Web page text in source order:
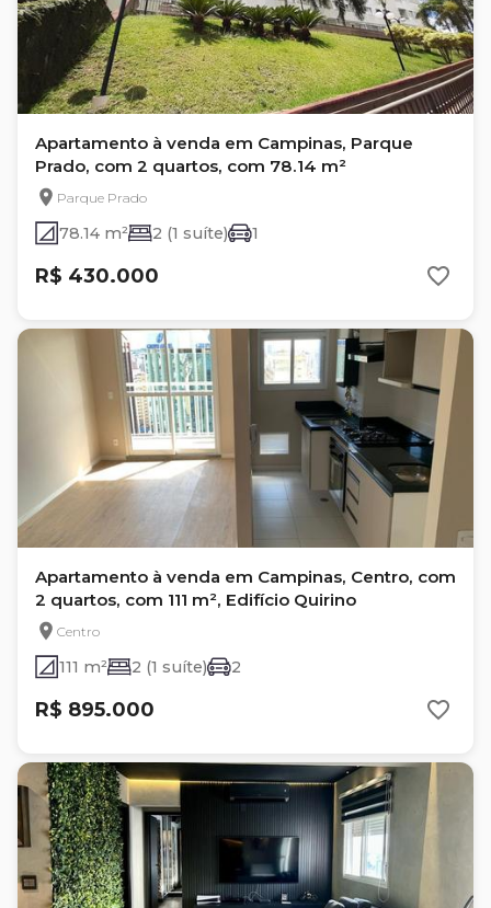
Apartamento à venda em Campinas, Parque
Prado, com 2 quartos, com 78.14 m²
Parque Prado
78.14 m² 2 (1 suíte) 1
R$ 430.000
Apartamento à venda em Campinas, Centro, com
2 quartos, com 111 m², Edifício Quirino
Centro
111 m² 2 (1 suíte) 2
R$ 895.000